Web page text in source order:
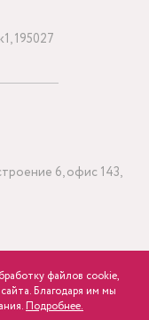
ткани от 3 метров
195027
6, офис 143,
файлов cookie,
Благодаря им мы
Подробнее.